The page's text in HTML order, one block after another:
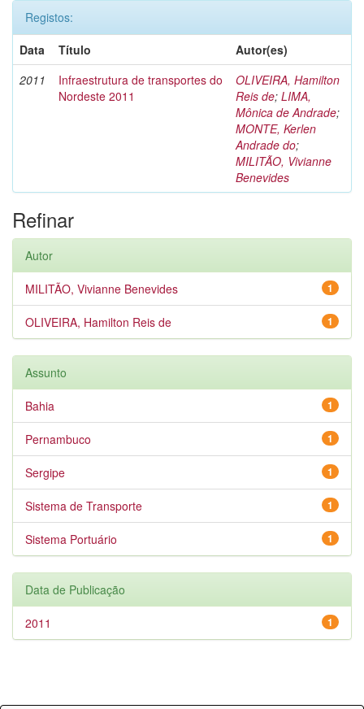
Registos:
Data
Título
Autor(es)
2011
Infraestrutura de transportes do
Nordeste 2011
OLIVEIRA, Hamilton
Reis de; LIMA,
Mônica de Andrade;
MONTE, Kerlen
Andrade do;
MILITÃO, Vivianne
Benevides
Refinar
Autor
1
MILITÃO, Vivianne Benevides
1
OLIVEIRA, Hamilton Reis de
Assunto
1
Bahia
1
Pernambuco
1
Sergipe
1
Sistema de Transporte
1
Sistema Portuário
Data de Publicação
1
2011